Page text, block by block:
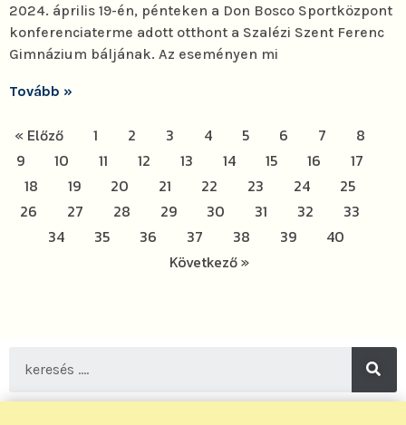
2024. április 19-én, pénteken a Don Bosco Sportközpont
konferenciaterme adott otthont a Szalézi Szent Ferenc
Gimnázium báljának. Az eseményen mi
Tovább »
« Előző 1 2 3 4 5 6 7
8
9
10 11 12 13 14 15 16
17
18
19 20 21 22 23 24
25
26
27 28 29 30 31 32
33
34
35 36 37 38 39
40
Következő »